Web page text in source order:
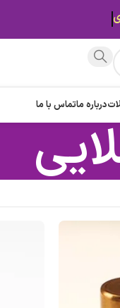
درباره ماتماس با ما